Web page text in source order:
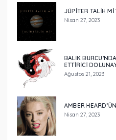
JÜPİTER TALİH
Nisan 27, 2023
BALIK
ETTİRİCİ
Ağustos 21, 2023
AMBER
Nisan 27, 2023